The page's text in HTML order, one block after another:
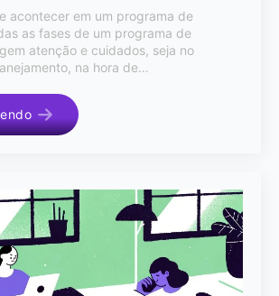
acontecer em um programa de
as fases de um programa de
atenção e cuidados, seja no
na hora de…